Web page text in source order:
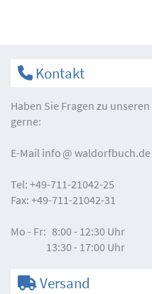
Kontakt
Haben Sie Fragen zu
gerne:
E-Mail info waldorfbuch.de
Tel: +49-711-21042-25
Fax: +49-711-21042-31
Mo - Fr: 8:00 - 12:30 Uhr
13:30 - 17:00 Uhr
Versand